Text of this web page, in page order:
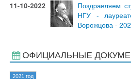
11-10-2022
Поздравляем
НГУ -
Ворожцова -
ОФИЦИАЛЬНЫЕ
2021 год